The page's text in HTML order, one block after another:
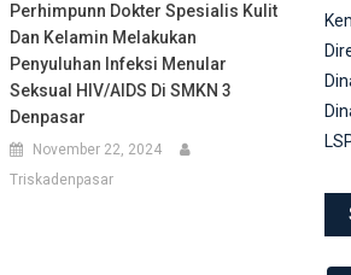
Perhimpunn Dokter Spesialis Kulit
Dan Kelamin Melakukan
Penyuluhan Infeksi Menular
Seksual HIV/AIDS Di SMKN 3
Denpasar
November 22, 2024
Triskadenpasar